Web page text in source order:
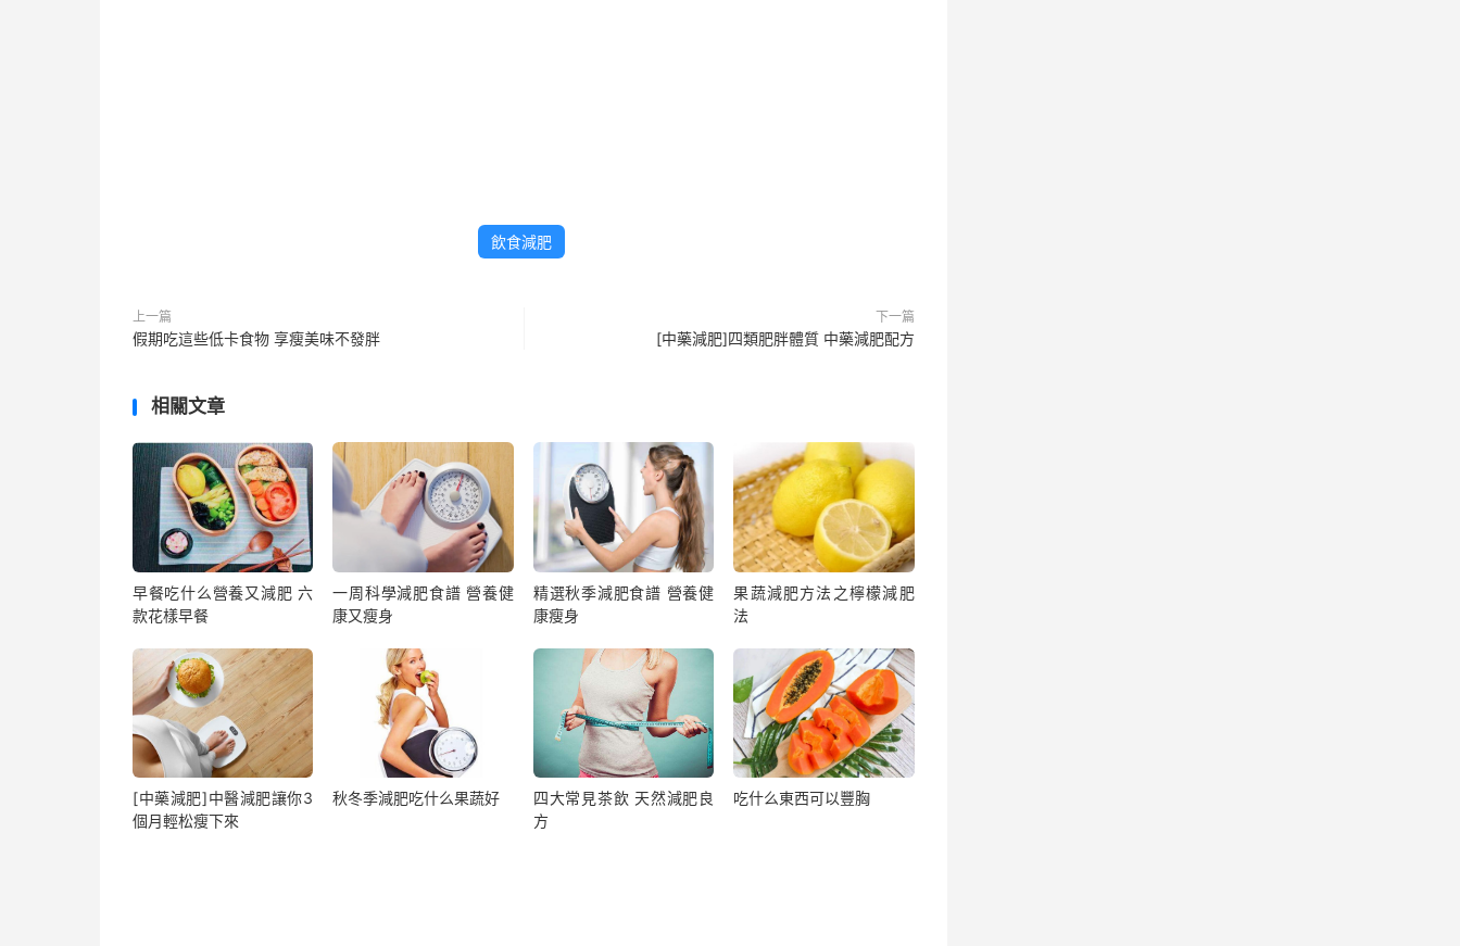
飲食減肥
上一篇
假期吃這些低卡食物 享瘦美味不發胖
下一篇
[中藥減肥]四類肥胖體質 中藥減肥配方
相關文章
早餐吃什么營養又減肥 六
款花樣早餐
一周科學減肥食譜 營養健
康又瘦身
精選秋季減肥食譜 營養健
康瘦身
果蔬減肥方法之檸檬減肥
法
[中藥減肥]中醫減肥讓你3
個月輕松瘦下來
秋冬季減肥吃什么果蔬好
四大常見茶飲 天然減肥良
方
吃什么東西可以豐胸